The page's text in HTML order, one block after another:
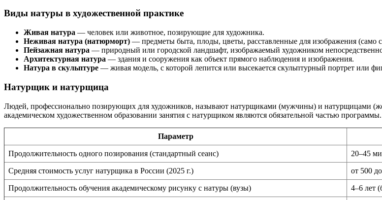
Виды натуры в художественной практике
Живая натура — человек или животное, позирующие для художника.
Неживая натура (натюрморт) — предметы быта, плоды, цветы, расставленные для изображения (само
Пейзажная натура — природный или городской ландшафт, изображаемый художником
Архитектурная натура — здания и сооружения как объект прямого наблюдения и изображения.
Натура в скульптуре — живая модель, с которой лепится или высекается скульптурный портрет или
Натурщик и натурщица
Людей, профессионально позирующих для художников, называют натурщиками (мужчины) и натурщицами
академическом художественном образовании занятия с натурщиком являются обязательной частью программы.
Параметр
Продолжительность одного позирования (стандартный сеанс) 20–45
Средняя стоимость услуг натурщика в России (2025 г.) от 500
Продолжительность обучения академическому рисунку с натуры (вузы) 4–6 лет